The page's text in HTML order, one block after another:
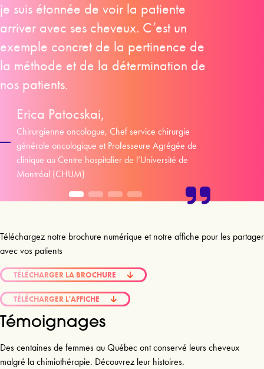
je suis étonnée de voir la patiente
arriver avec ses cheveux. C’est un
exemple concret de la pertinence de
la méthode et de la détermination de
nos patients.
Erica Patocskai,
Chirurgienne oncologue, Chef service chirurgie
générale oncologique et Professeure Agrégée de
clinique au Centre hospitalier de l’Université de
Montréal (CHUM)
Téléchargez notre brochure numérique et notre affiche pour les partager
avec vos patients
TÉLÉCHARGER LA BROCHURE
TÉLÉCHARGER L'AFFICHE
Témoignages
Des centaines de femmes au Québec ont conservé leurs cheveux
malgré la chimiothérapie. Découvrez leur histoires.